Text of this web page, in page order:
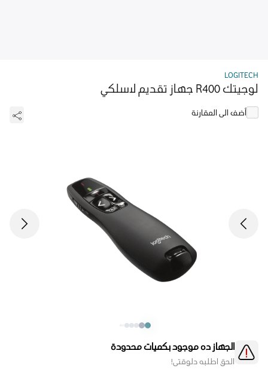
LOGITECH
لوجيتك R400 جهاز تقديم لاسلكي
أضف الى المقارنة
الجهاز ده موجود بكميات محدودة
الحق اطلبه دلوقتي!